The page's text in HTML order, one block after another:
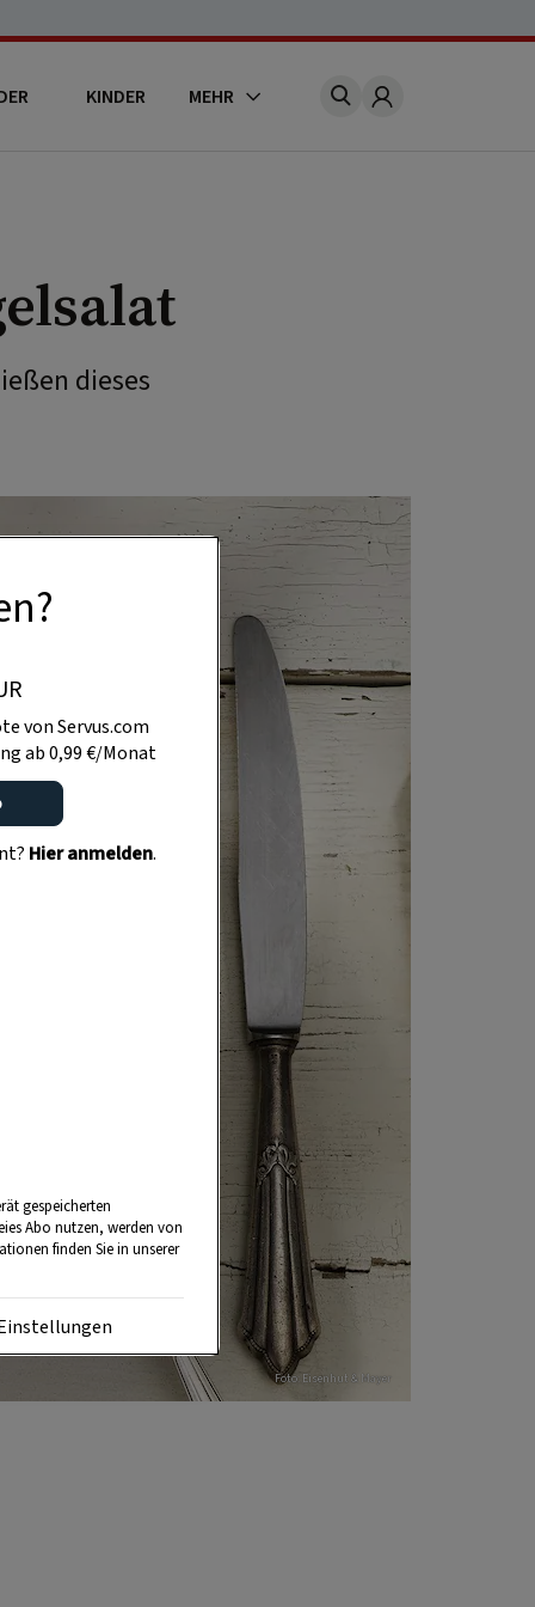
KINDER MEHR Account
dieses
Foto: Eisenhut & Mayer
von Servus.com
ab 0,99 €/Monat
Hier anmelden.
gespeicherten
Abo nutzen, werden von
finden Sie in unserer